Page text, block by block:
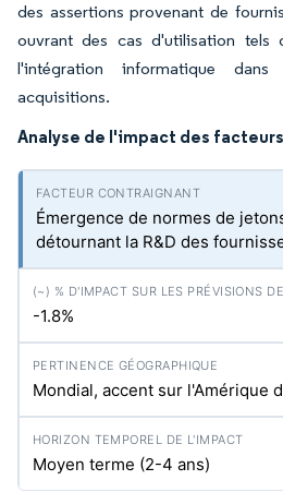
des assertions provenant de
ouvrant des cas d'utilisation tels
l'intégration informatique
acquisitions.
Analyse de l'impact des
Émergence de normes de
détournant la R&D des
-1.8%
Mondial, accent sur l'Amérique
Moyen terme (2-4 ans)